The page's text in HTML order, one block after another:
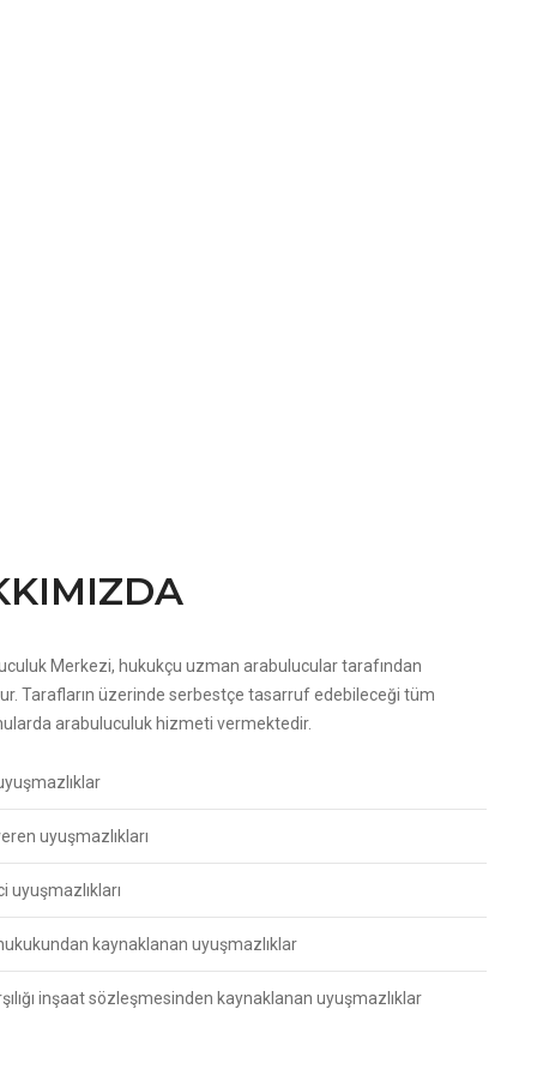
Merkezi, hukukçu uzman arabulucular tarafından
Tarafların üzerinde serbestçe tasarruf edebileceği tüm
arabuluculuk hizmeti vermektedir.
uyuşmazlıkları
uyuşmazlıkları
kaynaklanan uyuşmazlıklar
inşaat sözleşmesinden kaynaklanan uyuşmazlıklar